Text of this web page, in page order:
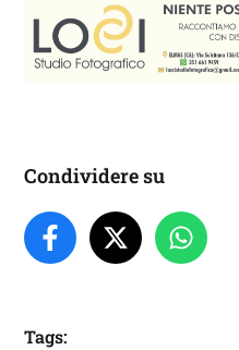
Condividere su
Tags: